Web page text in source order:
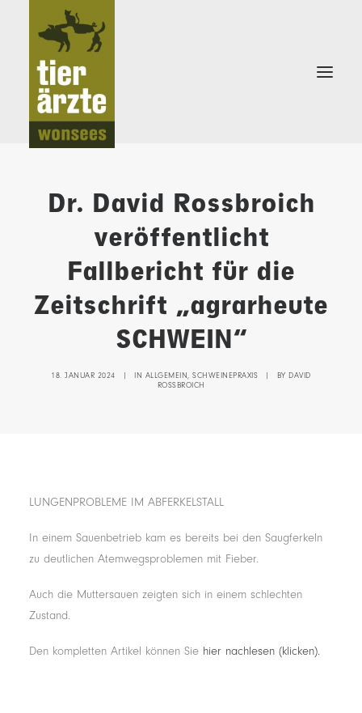
KLEINTIERPRAXIS
SCHWEINEPRAXIS
Dr. David Rossbroich
veröffentlicht
Fallbericht für die
Zeitschrift „agrarheute
SCHWEIN“
18. JANUAR 2024 | IN ALLGEMEIN,SCHWEINEPRAXIS | BY DAVID
ROSSBROICH
LUNGENPROBLEME IM ABFERKELSTALL
In einem Sauenbetrieb kam es bereits bei den Saugferkeln
zu deutlichen Atemwegsproblemen mit Fieber.
Auch die Muttersauen zeigten sich in einem schlechten
Zustand.
Den kompletten Artikel können Sie hier nachlesen (klicken).